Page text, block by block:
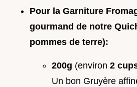
Pour la Garniture
gourmand de notre
pommes de terre):
200g (environ 2
Un bon Gruyère